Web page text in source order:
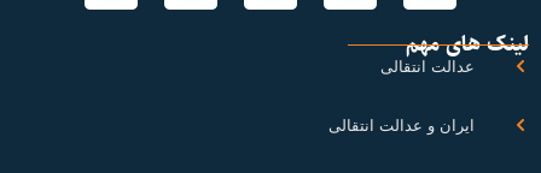
لینک های مهم
عدالت انتقالی
ایران و عدالت انتقالی